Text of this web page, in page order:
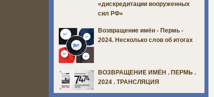
«дискредитации вооруженных
сил РФ»
Возвращение имён - Пермь -
2024. Несколько слов об итогах
ВОЗВРАЩЕНИЕ ИМЁН . ПЕРМЬ .
2024 . ТРАНСЛЯЦИЯ